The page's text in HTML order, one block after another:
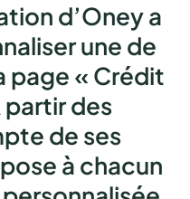
d’Oney a
une de
page « Crédit
partir des
de ses
à chacun